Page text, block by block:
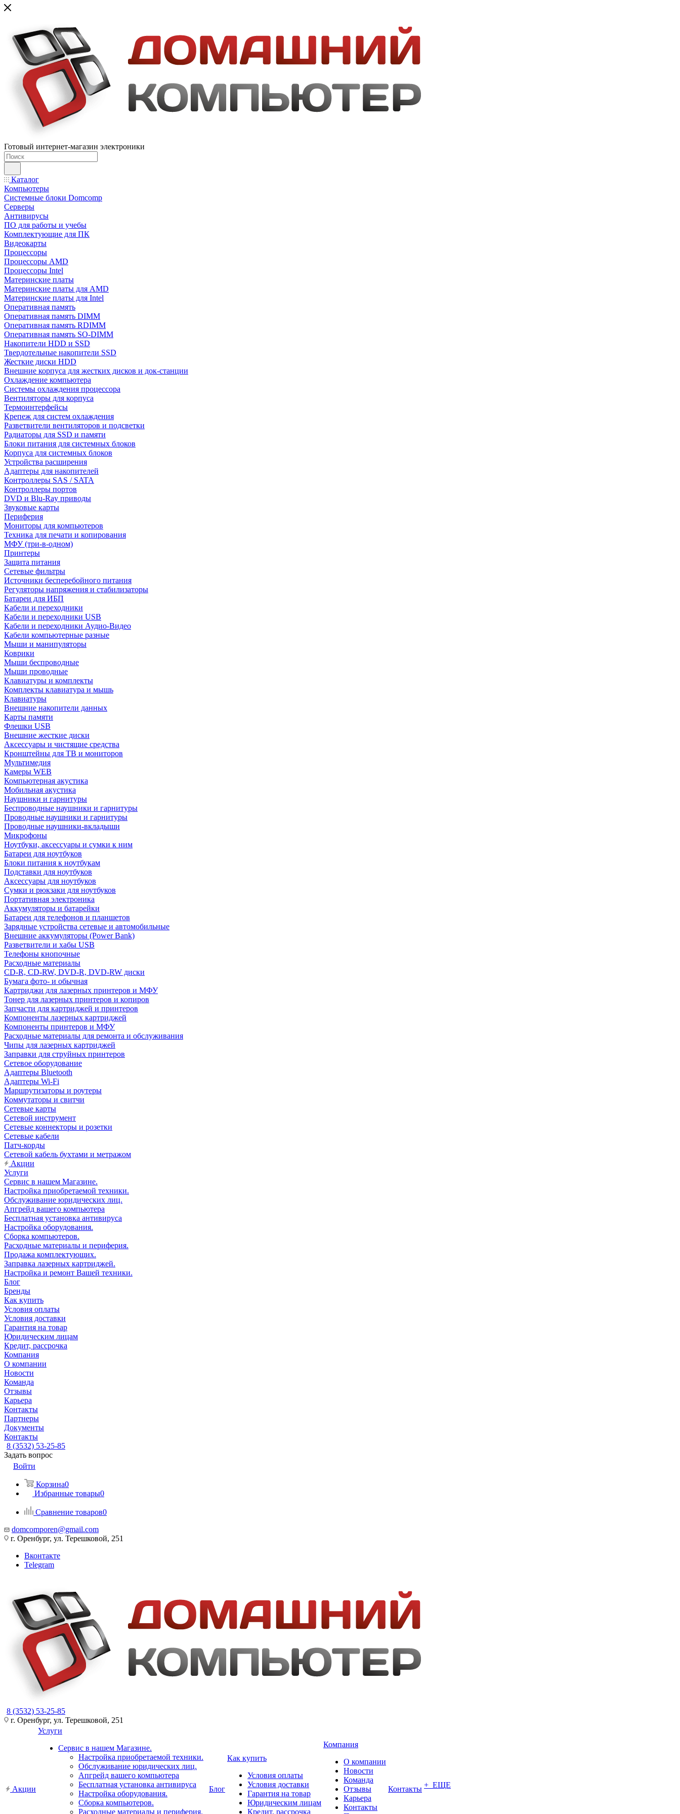
Готовый интернет-магазин электроники
Каталог
Компьютеры
Системные блоки Domcomp
Серверы
Антивирусы
ПО для работы и учебы
Комплектующие для ПК
Видеокарты
Процессоры
Процессоры AMD
Процессоры Intel
Материнские платы
Материнские платы для AMD
Материнские платы для Intel
Оперативная память
Оперативная память DIMM
Оперативная память RDIMM
Оперативная память SO-DIMM
Накопители HDD и SSD
Твердотельные накопители SSD
Жесткие диски HDD
Внешние корпуса для жестких дисков и док-станции
Охлаждение компьютера
Системы охлаждения процессора
Вентиляторы для корпуса
Термоинтерфейсы
Крепеж для систем охлаждения
Разветвители вентиляторов и подсветки
Радиаторы для SSD и памяти
Блоки питания для системных блоков
Корпуса для системных блоков
Устройства расширения
Адаптеры для накопителей
Контроллеры SAS / SATA
Контроллеры портов
DVD и Blu-Ray приводы
Звуковые карты
Периферия
Мониторы для компьютеров
Техника для печати и копирования
МФУ (три-в-одном)
Принтеры
Защита питания
Сетевые фильтры
Источники бесперебойного питания
Регуляторы напряжения и стабилизаторы
Батареи для ИБП
Кабели и переходники
Кабели и переходники USB
Кабели и переходники Аудио-Видео
Кабели компьютерные разные
Мыши и манипуляторы
Коврики
Мыши беспроводные
Мыши проводные
Клавиатуры и комплекты
Комплекты клавиатура и мышь
Клавиатуры
Внешние накопители данных
Карты памяти
Флешки USB
Внешние жесткие диски
Аксессуары и чистящие средства
Кронштейны для ТВ и мониторов
Мультимедия
Камеры WEB
Компьютерная акустика
Мобильная акустика
Наушники и гарнитуры
Беспроводные наушники и гарнитуры
Проводные наушники и гарнитуры
Проводные наушники-вкладыши
Микрофоны
Ноутбуки, аксессуары и сумки к ним
Батареи для ноутбуков
Блоки питания к ноутбукам
Подставки для ноутбуков
Аксессуары для ноутбуков
Сумки и рюкзаки для ноутбуков
Портативная электроника
Аккумуляторы и батарейки
Батареи для телефонов и планшетов
Зарядные устройства сетевые и автомобильные
Внешние аккумуляторы (Power Bank)
Разветвители и хабы USB
Телефоны кнопочные
Расходные материалы
CD-R, CD-RW, DVD-R, DVD-RW диски
Бумага фото- и обычная
Картриджи для лазерных принтеров и МФУ
Тонер для лазерных принтеров и копиров
Запчасти для картриджей и принтеров
Компоненты лазерных картриджей
Компоненты принтеров и МФУ
Расходные материалы для ремонта и обслуживания
Чипы для лазерных картриджей
Заправки для струйных принтеров
Сетевое оборудование
Адаптеры Bluetooth
Адаптеры Wi-Fi
Маршрутизаторы и роутеры
Коммутаторы и свитчи
Сетевые карты
Сетевой инструмент
Сетевые коннекторы и розетки
Сетевые кабели
Патч-корды
Сетевой кабель бухтами и метражом
Акции
Услуги
Сервис в нашем Магазине.
Настройка приобретаемой техники.
Обслуживание юридических лиц.
Апгрейд вашего компьютера
Бесплатная установка антивируса
Настройка оборудования.
Сборка компьютеров.
Расходные материалы и периферия.
Продажа комплектующих.
Заправка лазерных картриджей.
Настройка и ремонт Вашей техники.
Блог
Бренды
Как купить
Условия оплаты
Условия доставки
Гарантия на товар
Юридическим лицам
Кредит, рассрочка
Компания
О компании
Новости
Команда
Отзывы
Карьера
Контакты
Партнеры
Документы
Контакты
8 (3532) 53-25-85
Задать вопрос
Войти
Корзина0
Избранные товары0
Сравнение товаров0
domcomporen@gmail.com
г. Оренбург, ул. Терешковой, 251
Вконтакте
Telegram
8 (3532) 53-25-85
г. Оренбург, ул. Терешковой, 251
Акции
Услуги
Сервис в нашем Магазине.
Настройка приобретаемой техники.
Обслуживание юридических лиц.
Апгрейд вашего компьютера
Бесплатная установка антивируса
Настройка оборудования.
Сборка компьютеров.
Расходные материалы и периферия.
Блог
Как купить
Условия оплаты
Условия доставки
Гарантия на товар
Юридическим лицам
Кредит, рассрочка
Компания
О компании
Новости
Команда
Отзывы
Карьера
Контакты
Контакты + ЕЩЕ